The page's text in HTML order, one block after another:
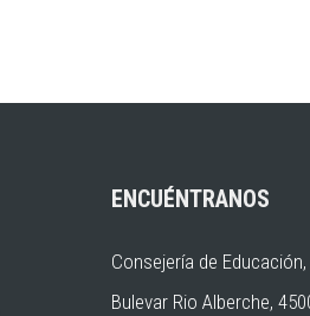
ENCUÉNTRANOS
Consejería de
Bulevar Rio Alberche,